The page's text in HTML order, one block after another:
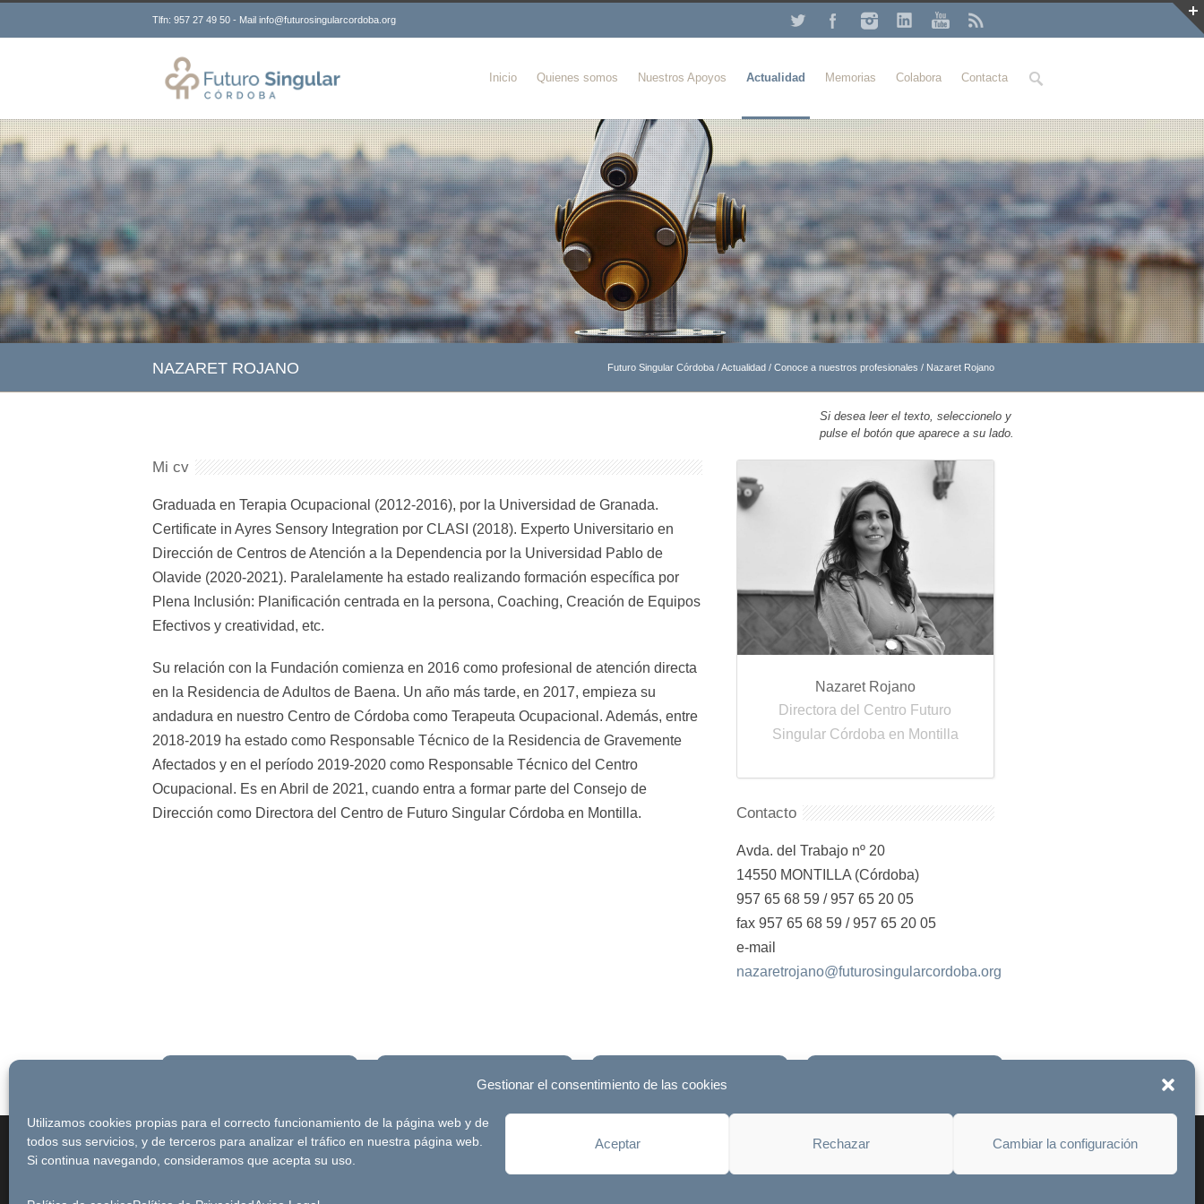
Gestionar el consentimiento de las cookies
Utilizamos cookies propias para el correcto funcionamiento de la página web y de
todos sus servicios, y de terceros para analizar el tráfico en nuestra página web.
Si continua navegando, consideramos que acepta su uso.
Aceptar Rechazar Cambiar la configuración
Tlfn: 957 27 49 50 - Mail info@futurosingularcordoba.org
Buscar
Inicio Quienes somos Nuestros Apoyos Actualidad Memorias Colabora Contacta
NAZARET ROJANO Futuro Singular Córdoba /Actualidad / Conoce a nuestros profesionales / Nazaret Rojano
Si desea leer el texto, seleccionelo y
pulse el botón que aparece a su lado.
Mi cv
Graduada en Terapia Ocupacional (2012-2016), por la Universidad de Granada.
Certificate in Ayres Sensory Integration por CLASI (2018). Experto Universitario en
Dirección de Centros de Atención a la Dependencia por la Universidad Pablo de
Olavide (2020-2021). Paralelamente ha estado realizando formación específica por
Plena Inclusión: Planificación centrada en la persona, Coaching, Creación de Equipos
Efectivos y creatividad, etc.
Su relación con la Fundación comienza en 2016 como profesional de atención directa
en la Residencia de Adultos de Baena. Un año más tarde, en 2017, empieza su
andadura en nuestro Centro de Córdoba como Terapeuta Ocupacional. Además, entre
2018-2019 ha estado como Responsable Técnico de la Residencia de Gravemente
Afectados y en el período 2019-2020 como Responsable Técnico del Centro
Ocupacional. Es en Abril de 2021, cuando entra a formar parte del Consejo de
Dirección como Directora del Centro de Futuro Singular Córdoba en Montilla.
Nazaret Rojano
Directora del Centro Futuro
Singular Córdoba en Montilla
Contacto
Avda. del Trabajo nº 20
14550 MONTILLA (Córdoba)
957 65 68 59 / 957 65 20 05
fax 957 65 68 59 / 957 65 20 05
e-mail
nazaretrojano@futurosingularcordoba.org
Blog Destacados
© Futuro Singular Córdoba 2017. Web desarrollada por
Aviso Legal